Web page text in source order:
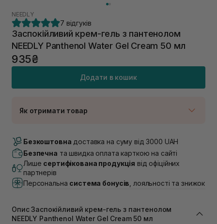
NEEDLY
7 відгуків
Заспокійливий крем-гель з пантенолом
NEEDLY Panthenol Water Gel Cream 50 мл
935₴
Додати в кошик
Як отримати товар
В наявності
Самовивіз м. Луцьк, вул. Винниченка 4
В наявності
Самовивіз м. Львів, вул. Академіка Підстригача, 1В
(Duck’s Lake)
В наявності
В наявності
Самовивіз м. Львів, вул. Степана Бандери 45
Безкоштовна доставка на суму від 3000 UAH
Безпечна та швидка оплата карткою на сайті
Лише сертифікована продукція від офіційних
партнерів
Персональна система бонусів , лояльності та знижок
Опис Заспокійливий крем-гель з пантенолом
NEEDLY Panthenol Water Gel Cream 50 мл